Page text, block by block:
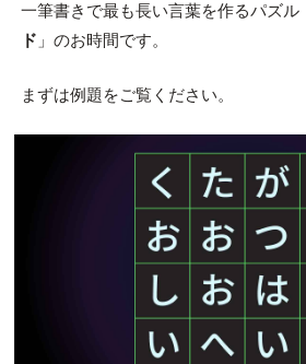
一筆書きで最も長い言葉を作るパズル
ド 」のお時間です。
まずは例題をご覧ください。